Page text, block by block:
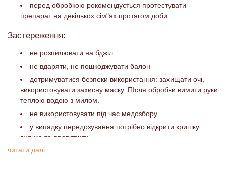
перед обробкою рекомендується протестувати
препарат на декількох сім"ях протягом доби.
Застереження:
не розпилювати на бджіл
не вдаряти, не пошкоджувати балон
дотримуватися безпеки використання: захищати очі,
використовувати захисну маску. ПІсля обробки вимити руки
теплою водою з милом.
не використовувати під час медозбору
у випадку передозування потрібно відкрити кришку
вулика та провітрити
читати далі